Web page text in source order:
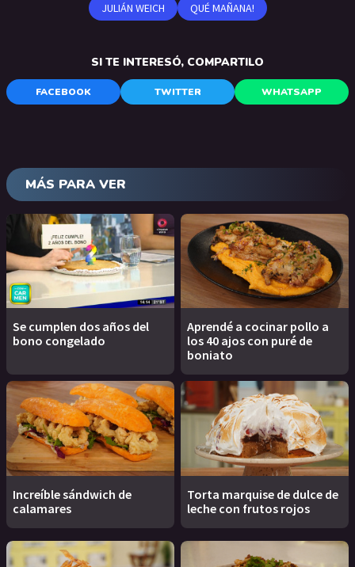
JULIÁN WEICH QUÉ MAÑANA!
SI TE INTERESÓ, COMPARTILO
FACEBOOK TWITTER WHATSAPP
MÁS PARA VER
Se cumplen dos años del
bono congelado
Aprendé a cocinar pollo a
los 40 ajos con puré de
boniato
Increíble sándwich de
calamares
Torta marquise de dulce de
leche con frutos rojos